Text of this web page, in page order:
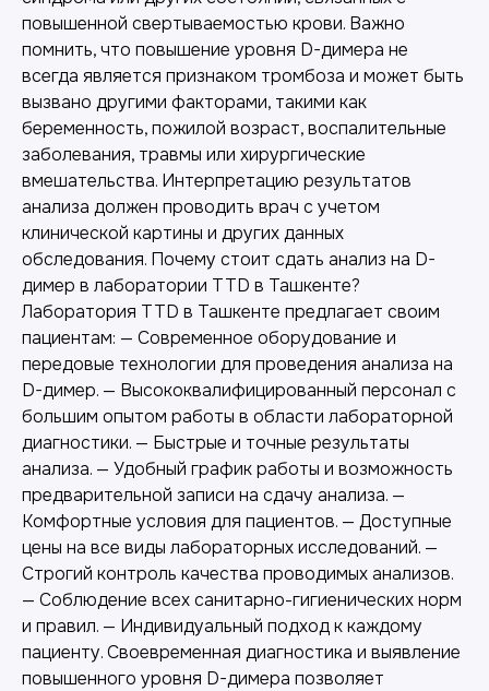
повышенной свертываемостью крови. Важно
помнить, что повышение уровня D-димера не
всегда является признаком тромбоза и может быть
вызвано другими факторами, такими как
беременность, пожилой возраст, воспалительные
заболевания, травмы или хирургические
вмешательства. Интерпретацию результатов
анализа должен проводить врач с учетом
клинической картины и других данных
обследования. Почему стоит сдать анализ на D-
димер в лаборатории TTD в Ташкенте?
Лаборатория TTD в Ташкенте предлагает своим
пациентам: — Современное оборудование и
передовые технологии для проведения анализа на
D-димер. — Высококвалифицированный персонал с
большим опытом работы в области лабораторной
диагностики. — Быстрые и точные результаты
анализа. — Удобный график работы и возможность
предварительной записи на сдачу анализа. —
Комфортные условия для пациентов. — Доступные
цены на все виды лабораторных исследований. —
Строгий контроль качества проводимых анализов.
— Соблюдение всех санитарно-гигиенических норм
и правил. — Индивидуальный подход к каждому
пациенту. Своевременная диагностика и выявление
повышенного уровня D-димера позволяет
Другие наши услуги